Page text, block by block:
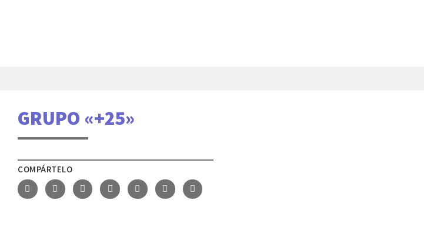
GRUPO «+25»
COMPÁRTELO